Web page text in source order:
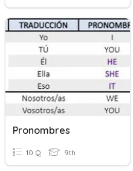
Pronombres
10 Q 9th